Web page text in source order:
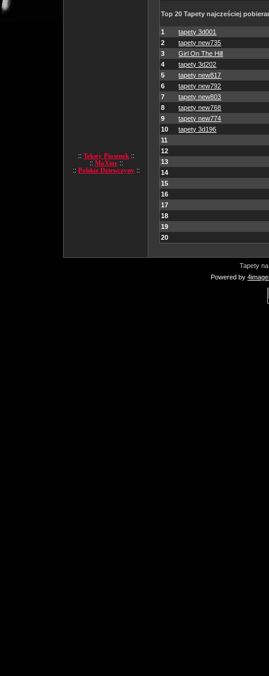
:: Teksty Piosenek ::
:: MaXior ::
:: Polskie Dziewczyny ::
Top 20 Tapety najcześciej
1
tapety 3d001
2
tapety new735
3
Girl On The Hill
4
tapety 3d202
5
tapety new817
6
tapety new792
7
tapety new803
8
tapety new768
9
tapety new774
10
tapety 3d196
11
12
13
14
15
16
17
18
19
20
Tapety
Powered by